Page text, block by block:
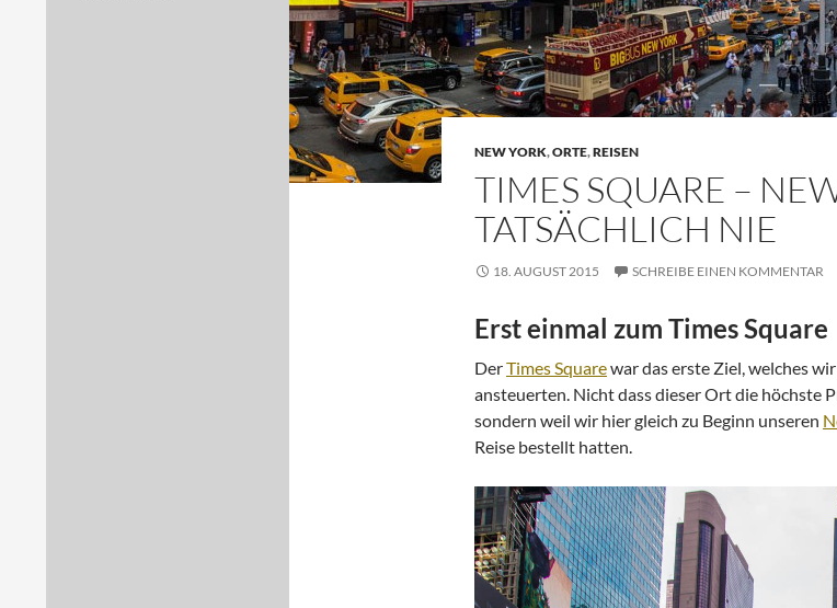
NEW YORK,ORTE,REISEN
TIMES SQUARE –
TATSÄCHLICH NIE
18. AUGUST 2015 SCHREIBE EINEN KOMMENTAR
Erst einmal zum Times Square
DerTimes Squarewar das erste Ziel, welches
ansteuerten. Nicht dass dieser Ort die höchste
sondern weil wir hier gleich zu Beginn unseren
Reise bestellt hatten.